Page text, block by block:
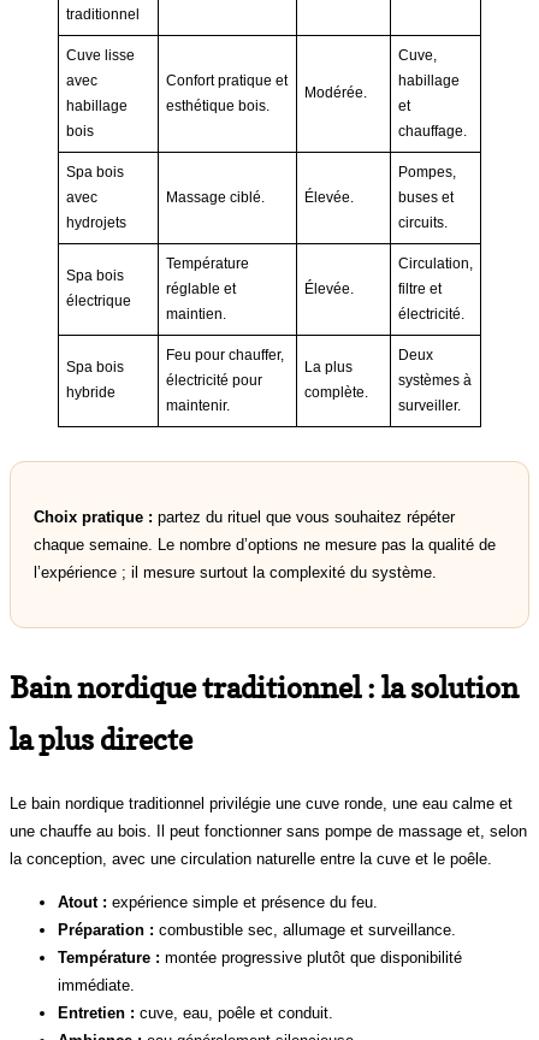
traditionnel
Cuve lisse
avec
habillage
bois
Confort pratique et
esthétique bois.
Modérée.
Cuve,
habillage
et
chauffage.
Spa bois
avec
hydrojets
Massage ciblé. Élevée.
Pompes,
buses et
circuits.
Spa bois
électrique
Température
réglable et
maintien.
Élevée.
Circulation,
filtre et
électricité.
Spa bois
hybride
Feu pour chauffer,
électricité pour
maintenir.
La plus
complète.
Deux
systèmes à
surveiller.
Choix pratique : partez du rituel que vous souhaitez répéter
chaque semaine. Le nombre d’options ne mesure pas la qualité de
l’expérience ; il mesure surtout la complexité du système.
Bain nordique traditionnel : la solution
la plus directe
Le bain nordique traditionnel privilégie une cuve ronde, une eau calme et
une chauffe au bois. Il peut fonctionner sans pompe de massage et, selon
la conception, avec une circulation naturelle entre la cuve et le poêle.
Atout : expérience simple et présence du feu.
Préparation : combustible sec, allumage et surveillance.
Température : montée progressive plutôt que disponibilité
immédiate.
Entretien : cuve, eau, poêle et conduit.